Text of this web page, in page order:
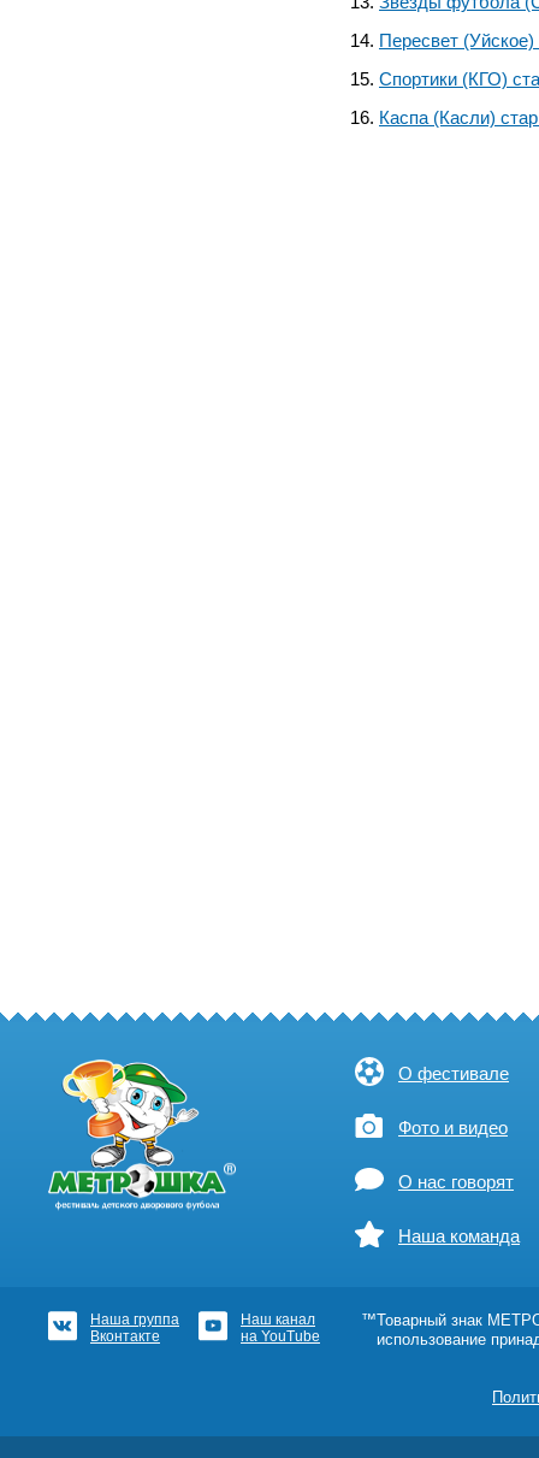
Пересвет
Спортики (КГО)
Каспа (Касли)
О фестивале
Фото и видео
О нас говорят
Наша команда
Наша группа
Вконтакте
Наш канал
на YouTube
™Товарный знак
использование